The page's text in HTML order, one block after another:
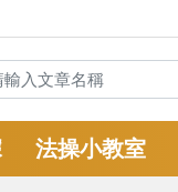
法操小教室